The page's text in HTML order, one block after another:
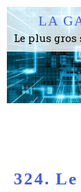
LA
324.